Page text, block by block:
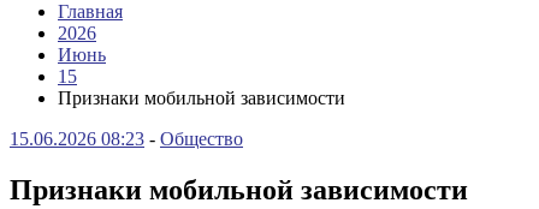
Главная
2026
Июнь
15
Признаки мобильной зависимости
15.06.2026 08:23 - Общество
Признаки мобильной зависимости